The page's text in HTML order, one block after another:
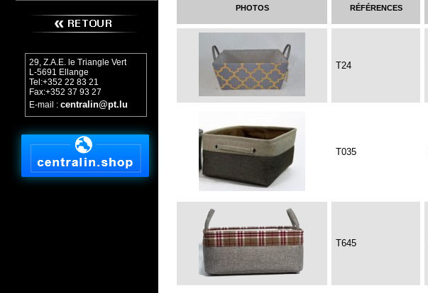
29, Z.A.E. le Triangle Vert
L-5691 Ellange
Tel:+352 22 83 21
Fax:+352 37 93 27
E-mail : centralin@pt.lu
photos références
T24
T035
T645